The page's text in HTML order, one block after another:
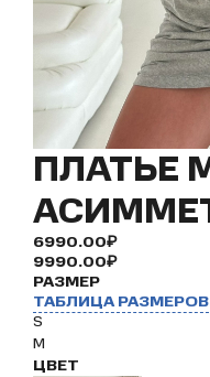
ПЛАТЬЕ
6990.00₽
9990.00₽
РАЗМЕР
ТАБЛИЦА РАЗМЕРОВ
S
M
ЦВЕТ